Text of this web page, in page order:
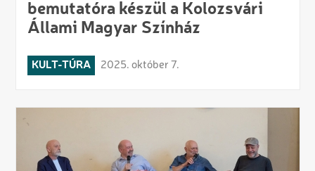
bemutatóra készül a Kolozsvári
Állami Magyar Színház
KULT-TÚRA 2025. október 7.